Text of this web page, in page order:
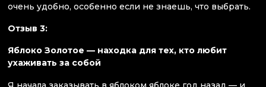
очень удобно, особенно если не знаешь, что выбрать.
Отзыв 3:
Яблоко Золотое — находка для тех, кто любит
ухаживать за собой